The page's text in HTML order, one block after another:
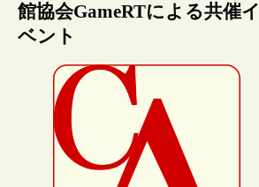
館協会GameRTによる共催イ
ベント